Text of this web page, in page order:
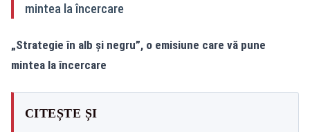
mintea la încercare
„Strategie în alb și negru”, o emisiune care vă pune
mintea la încercare
CITEȘTE ȘI